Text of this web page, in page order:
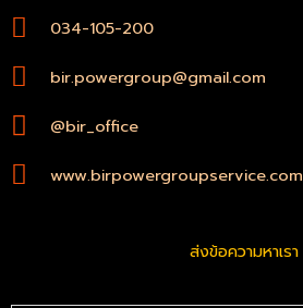
034-105-200
bir.powergroup@gmail.com
@bir_office
www.birpowergroupservice.com
ส่งข้อความหาเรา